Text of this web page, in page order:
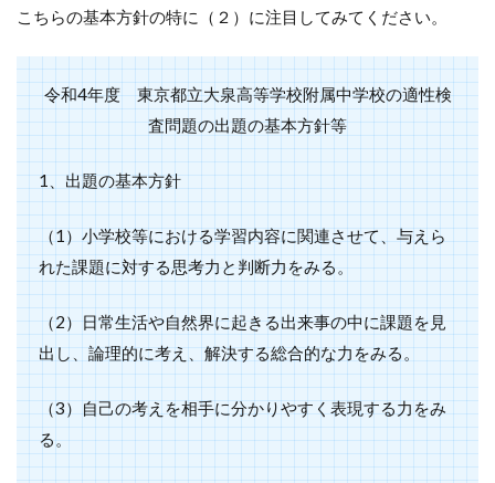
こちらの基本方針の特に（２）に注目してみてください。
令和4年度 東京都立大泉高等学校附属中学校の適性検
査問題の出題の基本方針等
1、出題の基本方針
（1）小学校等における学習内容に関連させて、与えら
れた課題に対する思考力と判断力をみる。
（2）日常生活や自然界に起きる出来事の中に課題を見
出し、論理的に考え、解決する総合的な力をみる。
（3）自己の考えを相手に分かりやすく表現する力をみ
る。